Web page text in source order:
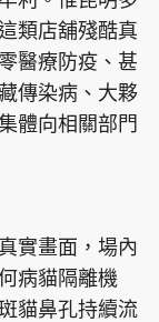
星島日報
類店舖殘酷真
醫療防疫、甚
傳染病、大夥
體向相關部門
實畫面，場內
病貓隔離機
貓鼻孔持續流